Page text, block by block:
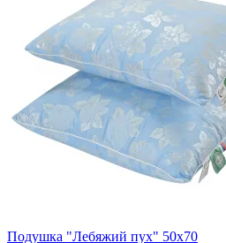
Подушка "Лебяжий пух" 50х70